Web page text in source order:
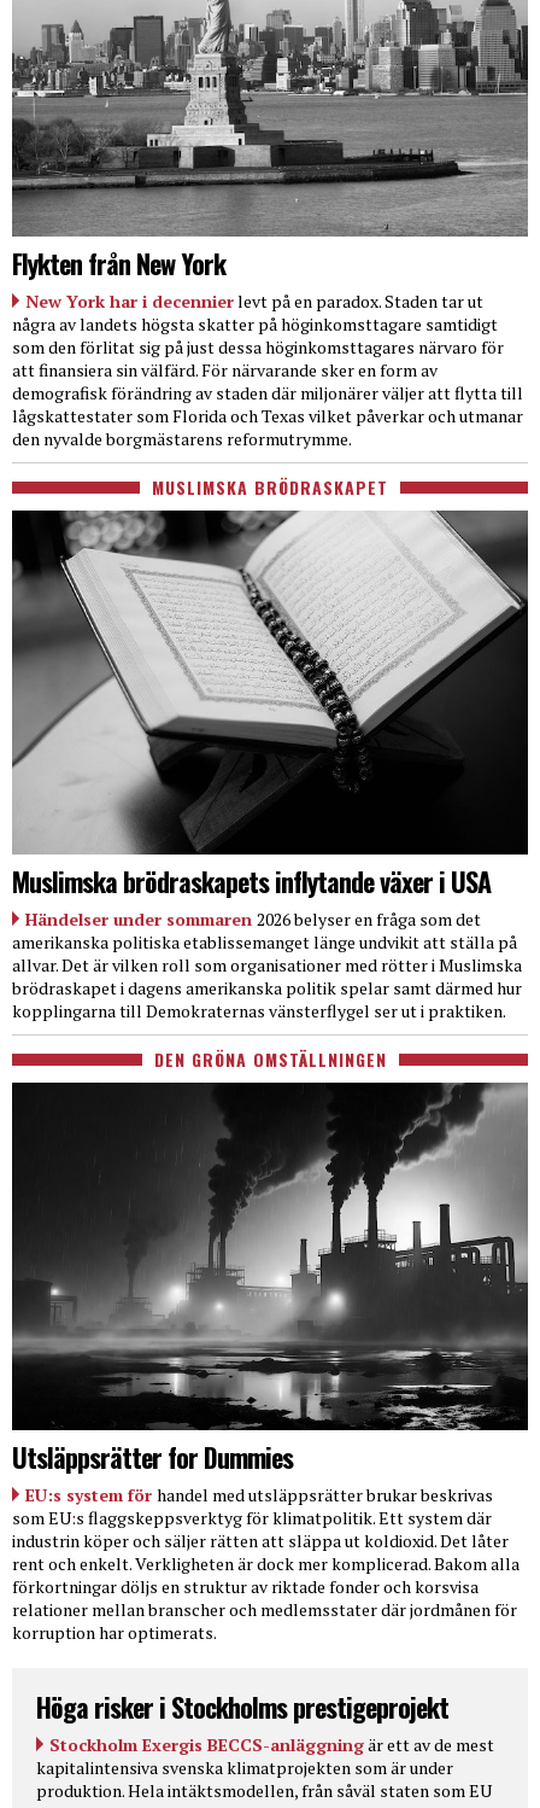
Flykten från New York
New York har i decennierlevt på en paradox. Staden tar ut
några av landets högsta skatter på höginkomsttagare samtidigt
som den förlitat sig på just dessa höginkomsttagares närvaro för
att finansiera sin välfärd. För närvarande sker en form av
demografisk förändring av staden där miljonärer väljer att flytta till
lågskattestater som Florida och Texas vilket påverkar och utmanar
den nyvalde borgmästarens reformutrymme.
MUSLIMSKA BRÖDRASKAPET
Muslimska brödraskapets inflytande växer i USA
Händelser under sommaren 2026 belyser en fråga som det
amerikanska politiska etablissemanget länge undvikit att ställa på
allvar. Det är vilken roll som organisationer med rötter i Muslimska
brödraskapet i dagens amerikanska politik spelar samt därmed hur
kopplingarna till Demokraternas vänsterflygel ser ut i praktiken.
DEN GRÖNA OMSTÄLLNINGEN
Utsläppsrätter for Dummies
EU:s system för handel med utsläppsrätter brukar beskrivas
som EU:s flaggskeppsverktyg för klimatpolitik. Ett system där
industrin köper och säljer rätten att släppa ut koldioxid. Det låter
rent och enkelt. Verkligheten är dock mer komplicerad. Bakom alla
förkortningar döljs en struktur av riktade fonder och korsvisa
relationer mellan branscher och medlemsstater där jordmånen för
korruption har optimerats.
Höga risker i Stockholms prestigeprojekt
Stockholm Exergis BECCS-anläggningär ett av de mest
kapitalintensiva svenska klimatprojekten som är under
produktion. Hela intäktsmodellen, från såväl staten som EU